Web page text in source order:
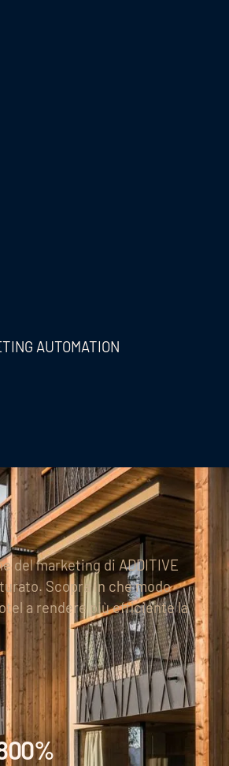
AUTOMATION
del marketing di ADDITIVE
Scopra in che modo
a rendere più efficiente la